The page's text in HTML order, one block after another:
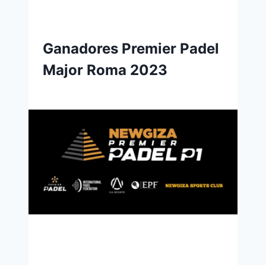
Ganadores Premier Padel
Major Roma 2023